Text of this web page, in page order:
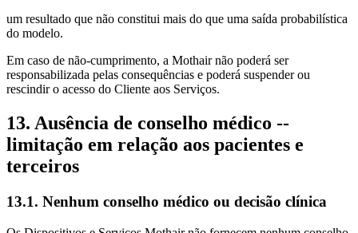
um resultado que não constitui mais do que uma saída probabilística
do modelo.
Em caso de não‑cumprimento, a Mothair não poderá ser
responsabilizada pelas consequências e poderá suspender ou
rescindir o acesso do Cliente aos Serviços.
13. Ausência de conselho médico --
limitação em relação aos pacientes e
terceiros
13.1. Nenhum conselho médico ou decisão clínica